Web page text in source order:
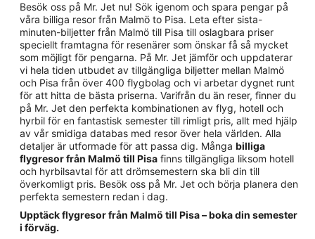
Besök oss på Mr. Jet nu! Sök igenom och spara pengar på
våra billiga resor från Malmö to Pisa. Leta efter sista-
minuten-biljetter från Malmö till Pisa till oslagbara priser
speciellt framtagna för resenärer som önskar få så mycket
som möjligt för pengarna. På Mr. Jet jämför och uppdaterar
vi hela tiden utbudet av tillgängliga biljetter mellan Malmö
och Pisa från över 400 flygbolag och vi arbetar dygnet runt
för att hitta de bästa priserna. Varifrån du än reser, finner du
på Mr. Jet den perfekta kombinationen av flyg, hotell och
hyrbil för en fantastisk semester till rimligt pris, allt med hjälp
av vår smidiga databas med resor över hela världen. Alla
detaljer är utformade för att passa dig. Många billiga
flygresor från Malmö till Pisa finns tillgängliga liksom hotell
och hyrbilsavtal för att drömsemestern ska bli din till
överkomligt pris. Besök oss på Mr. Jet och börja planera den
perfekta semestern redan i dag.
Upptäck flygresor från Malmö till Pisa – boka din semester
i förväg.